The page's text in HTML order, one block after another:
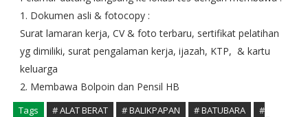
1. Dokumen asli & fotocopy :
Surat lamaran kerja, CV & foto terbaru, sertifikat pelatihan
yg dimiliki, surat pengalaman kerja, ijazah, KTP, & kartu
keluarga
2. Membawa Bolpoin dan Pensil HB
Tags # ALAT BERAT # BALIKPAPAN # BATUBARA
#